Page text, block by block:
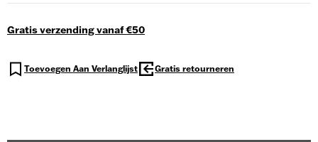
Gratis verzending vanaf €50
Toevoegen Aan Verlanglijst Gratis retourneren